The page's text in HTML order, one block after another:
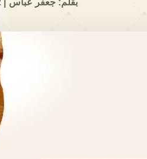
بقلم: جعفر عباس | 22 مايو, 2024